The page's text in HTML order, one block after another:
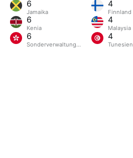
6
Jamaika
6
Kenia
6
Sonderverwaltungsregion Hongkong
4
Finnland
4
Malaysia
4
Tunesien